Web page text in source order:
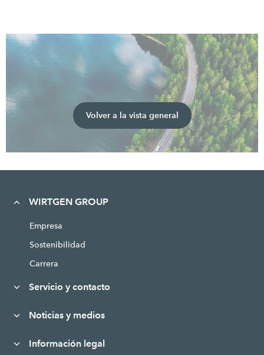
Volver a la vista general
WIRTGEN GROUP
Empresa
Sostenibilidad
Carrera
Servicio y contacto
Noticias y medios
Información legal